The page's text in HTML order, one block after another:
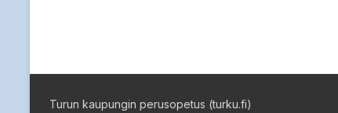
Turun kaupungin perusopetus (turku.fi)